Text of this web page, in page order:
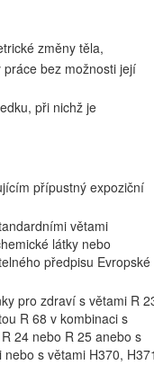
změny těla,
bez možnosti její
při nichž je
přípustný expoziční
větami
látky nebo
předpisu Evropské
pro zdraví s větami R
R 68 v kombinaci s
24 nebo R 25 anebo s
s větami H370,